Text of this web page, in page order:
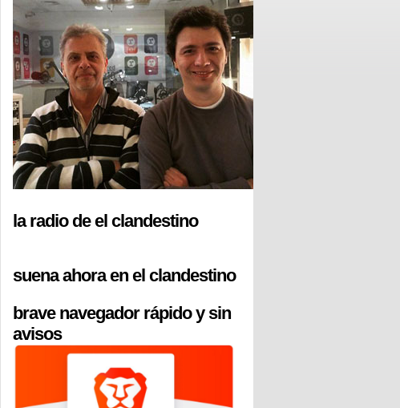
la radio de el clandestino
suena ahora en el clandestino
brave navegador rápido y sin
avisos